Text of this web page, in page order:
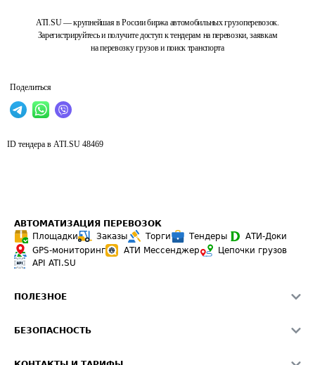
ATI.SU — крупнейшая в России биржа автомобильных грузоперевозок.
Зарегистрируйтесь и получите доступ к тендерам на перевозки, заявкам
на перевозку грузов и поиск транспорта
Поделиться
ID тендера в ATI.SU 48469
АВТОМАТИЗАЦИЯ ПЕРЕВОЗОК
Площадки
Заказы Торги Тендеры
АТИ-Доки
GPS-мониторинг
АТИ Мессенджер
Цепочки грузов
API ATI.SU
ПОЛЕЗНОЕ
Звезды ATI.SU на вашем сайте
БЕЗОПАСНОСТЬ